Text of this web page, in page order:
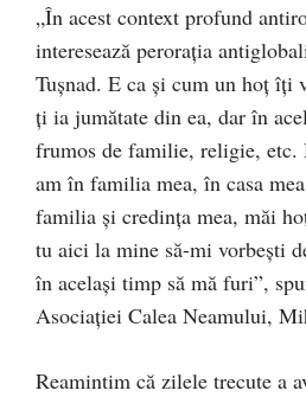
„În acest context profund
interesează perorația
Tușnad. E ca și cum un hoț îți
ți ia jumătate din ea, dar în
frumos de familie, religie, etc.
am în familia mea, în casa
familia și credința mea, măi
tu aici la mine să-mi vorbești
în același timp să mă furi”,
Asociației Calea Neamului,
Reamintim că zilele trecute a